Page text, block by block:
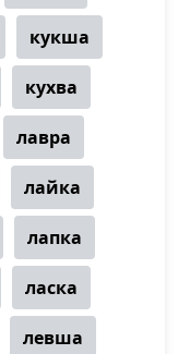
кукша
кухва
лавра
лайка
лапка
ласка
левша